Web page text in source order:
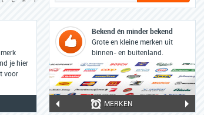
je hier
voor
Bekend én minder bekend
Grote en kleine merken uit
binnen- en buitenland.
MERKEN